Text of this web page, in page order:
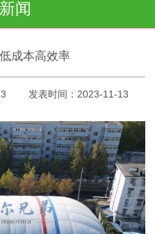
闻
成本高效率
发表时间：2023-11-13